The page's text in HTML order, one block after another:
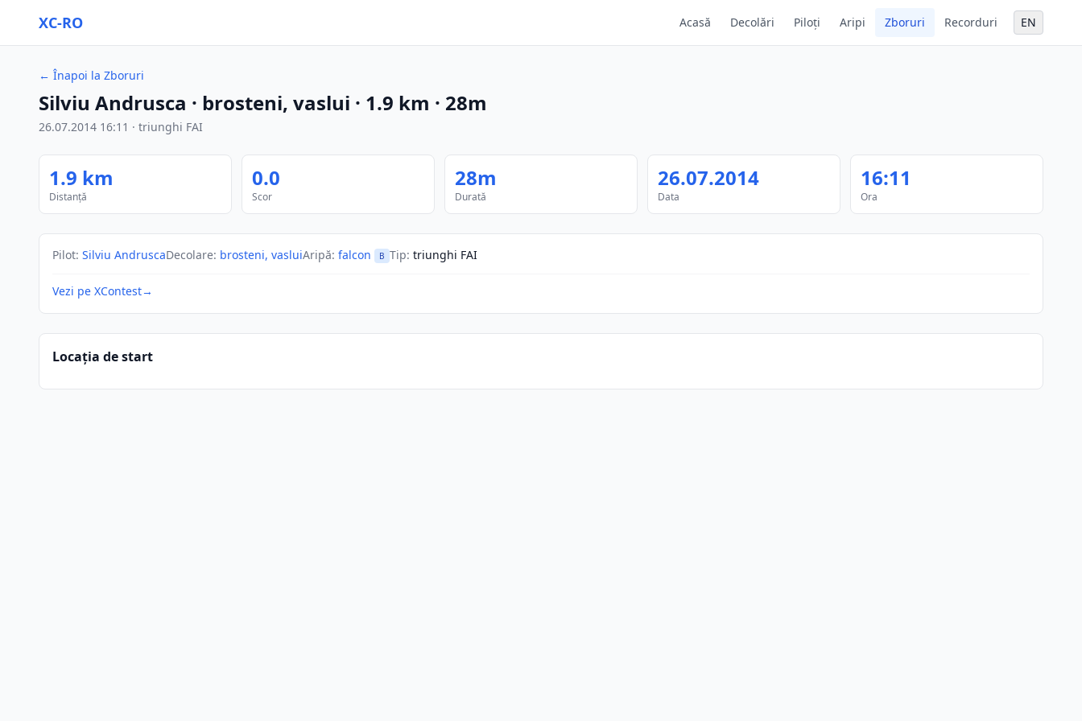
XC-RO Acasă Decolări Piloți Aripi Zboruri Recorduri EN
← Înapoi la Zboruri
Silviu Andrusca · brosteni, vaslui · 1.9 km · 28m
26.07.2014 16:11 · triunghi FAI
1.9 km
Distanță
0.0
Scor
28m
Durată
26.07.2014
Data
16:11
Ora
Pilot: Silviu AndruscaDecolare: brosteni, vasluiAripă: falcon B Tip: triunghi FAI
Vezi pe XContest→
Locația de start